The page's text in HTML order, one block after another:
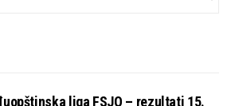
liga FSJO – rezultati 15.